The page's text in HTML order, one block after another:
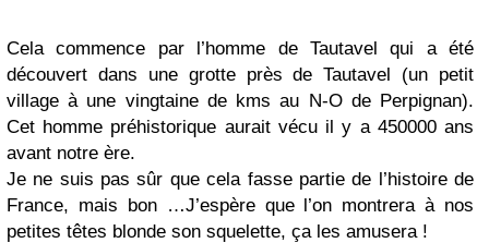
Cela commence par l’homme de Tautavel qui a été
découvert dans une grotte près de Tautavel (un petit
village à une vingtaine de kms au N-O de Perpignan).
Cet homme préhistorique aurait vécu il y a 450000 ans
avant notre ère.
Je ne suis pas sûr que cela fasse partie de l’histoire de
France, mais bon …J’espère que l’on montrera à nos
petites têtes blonde son squelette, ça les amusera !